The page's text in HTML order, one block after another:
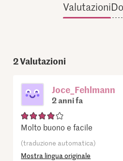
Valutazioni
2Valutazioni
Joce_Fehlmann
2 anni fa
Molto buono e facile
(traduzione automatica)
Mostra lingua originale